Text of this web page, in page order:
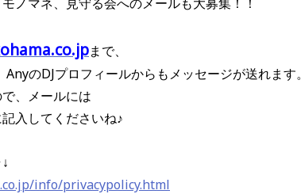
まで、
のDJプロフィールからもメッセージが送れます。
、 メールには
入してくださいね♪
info/privacypolicy.html